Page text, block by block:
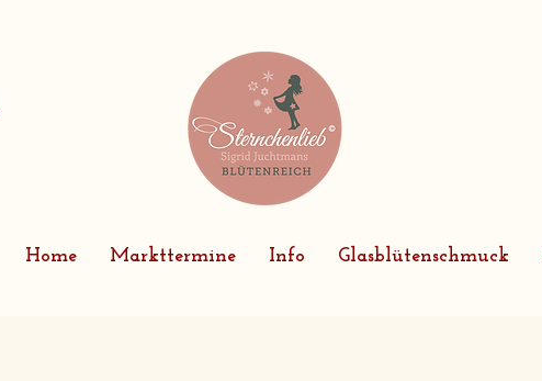
Home Markttermine Info Glasblütenschmuck